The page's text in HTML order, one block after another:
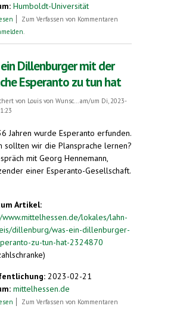
Humboldt-Universität
über Esperanto: Geschichte und Vision
Zum Verfassen von Kommentaren
.
Dillenburger mit der
Esperanto zu tun hat
von Louis von Wunsc...am/um Di, 2023-
Jahren wurde Esperanto erfunden.
sollten wir die Plansprache lernen?
mit Georg Hennemann,
einer Esperanto-Gesellschaft.
Artikel:
www.mittelhessen.de/lokales/lahn-
dillenburg/was-ein-dillenburger-
zu-tun-hat-2324870
external)
2023-02-21
mittelhessen.de
über Was ein Dillenburger mit der
Zum Verfassen von Kommentaren